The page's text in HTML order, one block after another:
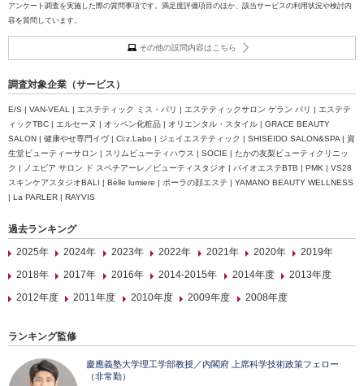
アンケート調査を実施した際の質問事項です。満足度評価項目のほか、該当サービスの利用状況や検討内
容を質問しています。
その他の設問内容はこちら
調査対象企業（サービス）
E/S | VAN-VEAL | エステティック ミス・パリ | エステティックサロン ゲラン パリ | エステテ
ィックTBC | エルセーヌ | オッペン化粧品 | オリエンタル・スタイル | GRACE BEAUTY
SALON | 健康やせ専門イヴ | Ci:z.Labo | ジェイエステティック | SHISEIDO SALON&SPA | 資
生堂ビューティーサロン | スリムビューティハウス | SOCIE | たかの友梨ビューティクリニッ
ク | ノエビア サロン ド スペチアーレ／ビューティスタジオ | バイオエステBTB | PMK | VS28
スキンケアスタジオBALI | Belle lumiere | ポーラの顔エステ | YAMANO BEAUTY WELLNESS
| La PARLER | RAYVIS
過去ランキング
2025年
2024年 2023年 2022年 2021年 2020年
2019年
2018年
2017年 2016年 2014-2015年 2014年度
2013年度
2012年度
2011年度 2010年度 2009年度 2008年度
ランキング監修
慶應義塾大学理工学部教授／内閣府 上席科学技術政策フェロー
（非常勤）